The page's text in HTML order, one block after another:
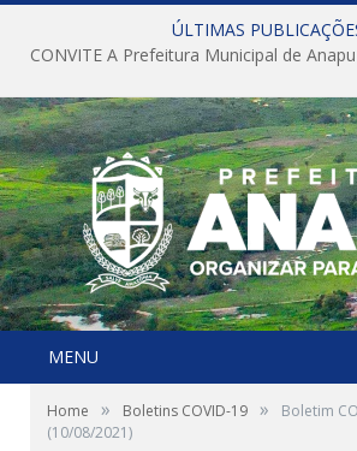
ÚLTIMAS
MENU
Home » Boletins COVID-19 »
Boletim
(10/08/2021)